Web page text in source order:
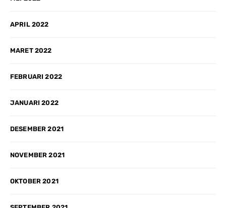
APRIL 2022
MARET 2022
FEBRUARI 2022
JANUARI 2022
DESEMBER 2021
NOVEMBER 2021
OKTOBER 2021